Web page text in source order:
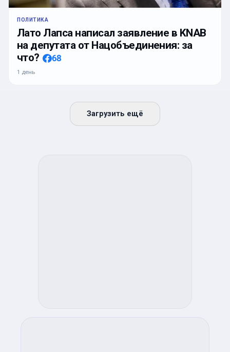
ПОЛИТИКА
Лато Лапса написал заявление в KNAB
на депутата от Нацобъединения: за
что?
68
1 день
Загрузить ещё